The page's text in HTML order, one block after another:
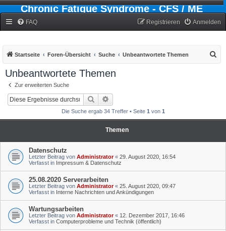
Chronic Fatigue Syndrome - CFS / ME
FAQ Anmelden
Registrieren
Startseite Foren-Übersicht Suche Unbeantwortete Themen
Unbeantwortete Themen
Zur erweiterten Suche
Suche
Die Suche ergab 34 Treffer • Seite 1 von 1
Themen
Datenschutz
Letzter Beitrag von Administrator« 29. August 2020, 16:54
Verfasst in Impressum & Datenschutz
25.08.2020 Serverarbeiten
Letzter Beitrag von Administrator« 25. August 2020, 09:47
Verfasst in Interne Nachrichten und Ankündigungen
Wartungsarbeiten
Letzter Beitrag von Administrator« 12. Dezember 2017, 16:46
Verfasst in Computerprobleme und Technik (öffentlich)